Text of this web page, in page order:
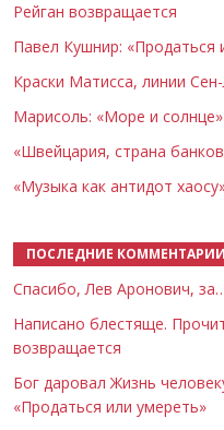
Рейган возвращается
Павел Кушнир: «Продаться
Краски Матисса, линии
Марисоль: «Море и
«Швейцария, страна
«Музыка как антидот
ПОСЛЕДНИЕ КОММЕНТАРИИ
Спасибо, Лев Аронович,
Написано блестяще.
возвращается
Бог даровал Жизнь
«Продаться или умереть»